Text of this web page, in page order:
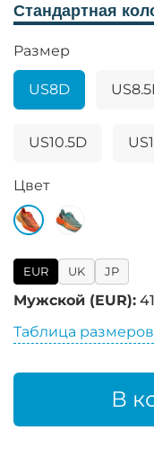
Таблица размеров
В
Размер
US8D
US10.5D
Цвет
EUR UK JP
Мужской (EUR):
Стандартная